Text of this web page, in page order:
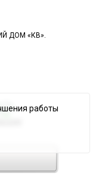
ДОМ «КВ».
работы